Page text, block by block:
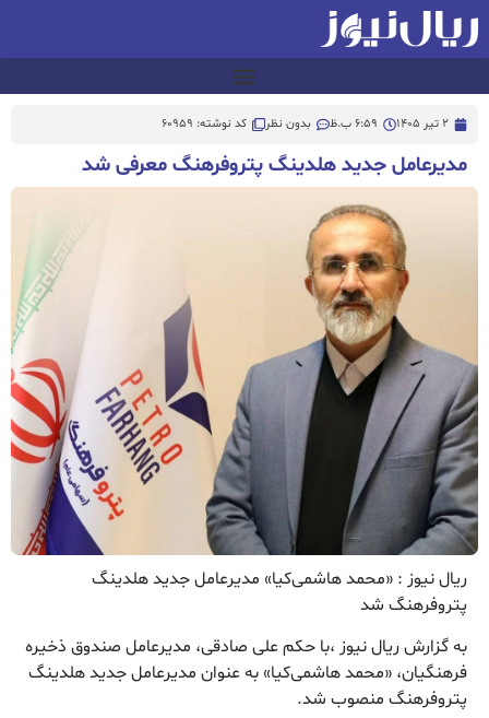
2 تیر 1405 6:59 ب.ظ بدون نظر کد نوشته: 60959
مدیرعامل جدید هلدینگ پتروفرهنگ معرفی شد
ریال نیوز : «محمد هاشمی‌کیا» مدیرعامل جدید هلدینگ
پتروفرهنگ شد
به گزارش ریال نیوز ،با حکم علی صادقی، مدیرعامل صندوق ذخیره
فرهنگیان، «محمد هاشمی‌کیا» به عنوان مدیرعامل جدید هلدینگ
پتروفرهنگ منصوب شد.